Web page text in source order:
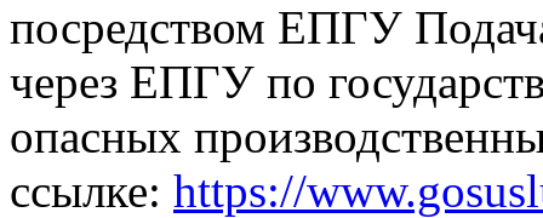
посредством ЕПГУ
через ЕПГУ по
опасных
ссылке: https://